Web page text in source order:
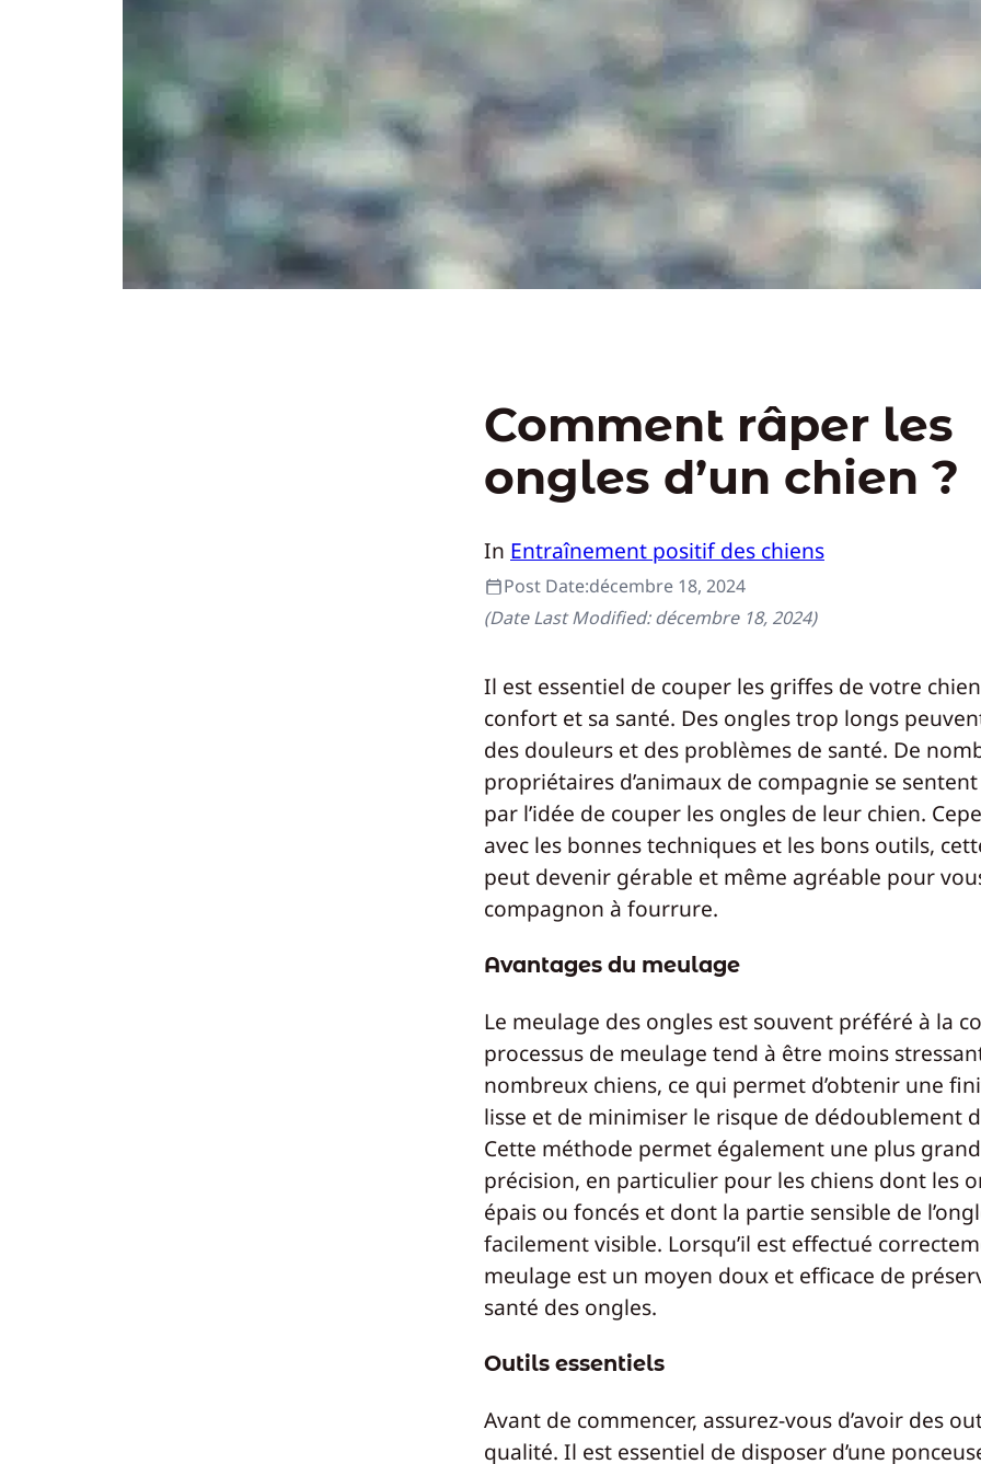
Comment râper les
ongles d’un chien ?
In Entraînement positif des chiens
Post Date:décembre 18, 2024
(Date Last Modified:décembre 18, 2024)
Il est essentiel de couper les griffes de votre
confort et sa santé. Des ongles trop longs
des douleurs et des problèmes de santé. De
propriétaires d’animaux de compagnie se
par l’idée de couper les ongles de leur chien.
avec les bonnes techniques et les bons outils,
peut devenir gérable et même agréable pour
compagnon à fourrure.
Avantages du meulage
Le meulage des ongles est souvent préféré à la
processus de meulage tend à être moins
nombreux chiens, ce qui permet d’obtenir une
lisse et de minimiser le risque de dédoublement
Cette méthode permet également une plus
précision, en particulier pour les chiens dont les
épais ou foncés et dont la partie sensible de
facilement visible. Lorsqu’il est effectué
meulage est un moyen doux et efficace de
santé des ongles.
Outils essentiels
Avant de commencer, assurez-vous d’avoir des
qualité. Il est essentiel de disposer d’une